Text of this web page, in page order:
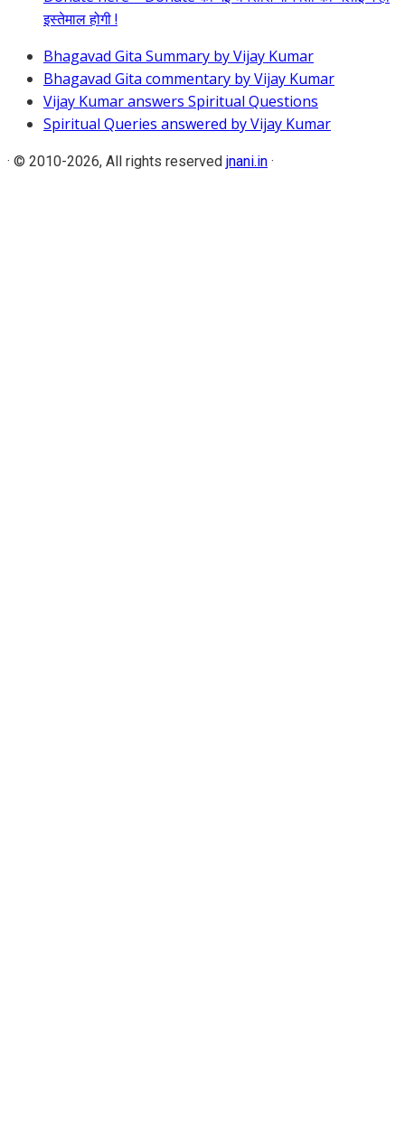
इस्तेमाल होगी !
Bhagavad Gita Summary by Vijay Kumar
Bhagavad Gita commentary by Vijay Kumar
Vijay Kumar answers Spiritual Questions
Spiritual Queries answered by Vijay Kumar
· © 2010-2026, All rights reserved jnani.in ·